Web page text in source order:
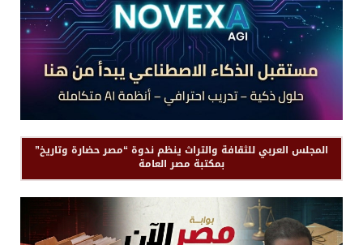
المجلس العربي للثقافة والتراث ينظم ندوة “مصر حضارة وتاريخ”
بمكتبة مصر العامة